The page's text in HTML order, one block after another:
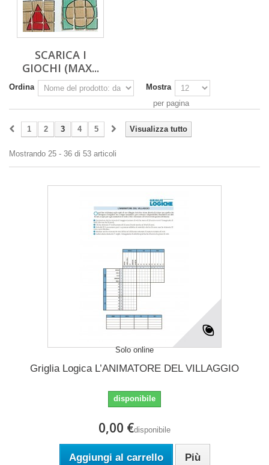
SCARICA I
GIOCHI (MAX...
Ordina
Mostra
per pagina
Visualizza tutto
1 2 3 4 5
Mostrando 25 - 36 di 53 articoli
Solo online
Griglia Logica L’ANIMATORE DEL VILLAGGIO
disponibile
0,00 €disponibile
Aggiungi al carrello Più